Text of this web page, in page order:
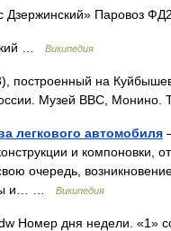
Дзержинский» Паровоз
… Википедия
на
Музей ВВС,
легкового автомобиля
и компоновки,
очередь,
и… …
Википедия
Номер дня недели. «1»